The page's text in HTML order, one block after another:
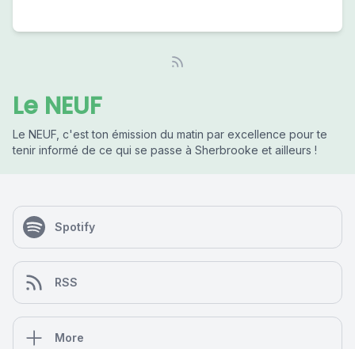
Le NEUF
Le NEUF, c'est ton émission du matin par excellence pour te
tenir informé de ce qui se passe à Sherbrooke et ailleurs !
Spotify
RSS
More